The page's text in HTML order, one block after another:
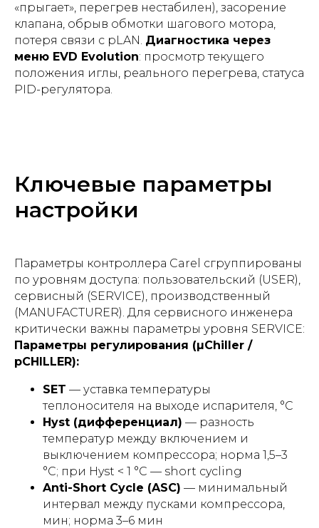
«прыгает», перегрев нестабилен), засорение
клапана, обрыв обмотки шагового мотора,
потеря связи с pLAN. Диагностика через
меню EVD Evolution: просмотр текущего
положения иглы, реального перегрева, статуса
PID-регулятора.
Ключевые параметры
настройки
Параметры контроллера Carel сгруппированы
по уровням доступа: пользовательский (USER),
сервисный (SERVICE), производственный
(MANUFACTURER). Для сервисного инженера
критически важны параметры уровня SERVICE:
Параметры регулирования (µChiller /
pCHILLER):
SET — уставка температуры
теплоносителя на выходе испарителя, °С
Hyst (дифференциал) — разность
температур между включением и
выключением компрессора; норма 1,5–3
°С; при Hyst < 1 °С — short cycling
Anti-Short Cycle (ASC) — минимальный
интервал между пусками компрессора,
мин; норма 3–6 мин